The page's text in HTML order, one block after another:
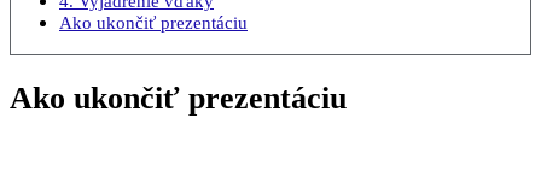
Ako ukončiť prezentáciu
Ako ukončiť prezentáciu